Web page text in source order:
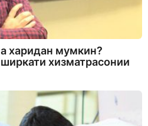
харидан мумкин?
хизматрасонии